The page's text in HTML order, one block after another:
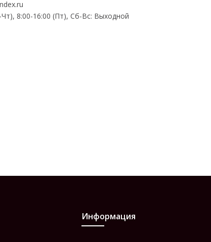
8:00-16:00 (Пт), Cб-Вс: Выходной
Информация